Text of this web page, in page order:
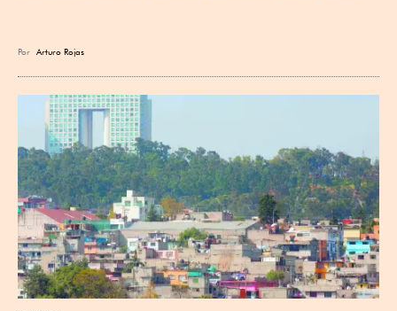
Por Arturo Rojas